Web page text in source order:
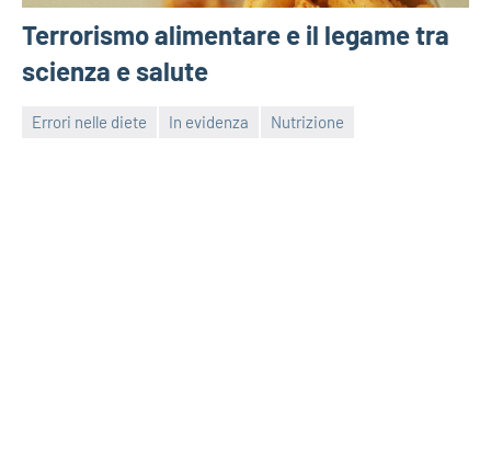
Terrorismo alimentare e il legame tra
scienza e salute
Errori nelle diete In evidenza Nutrizione